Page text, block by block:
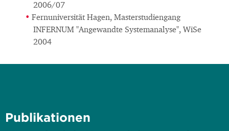
2006/07
Fernuniversität Hagen, Masterstudiengang
INFERNUM "Angewandte Systemanalyse", WiSe
2004
Publikationen